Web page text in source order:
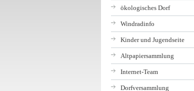
ökologisches Dorf
Windradinfo
Kinder und Jugendseite
Altpapiersammlung
Internet-Team
Dorfversammlung